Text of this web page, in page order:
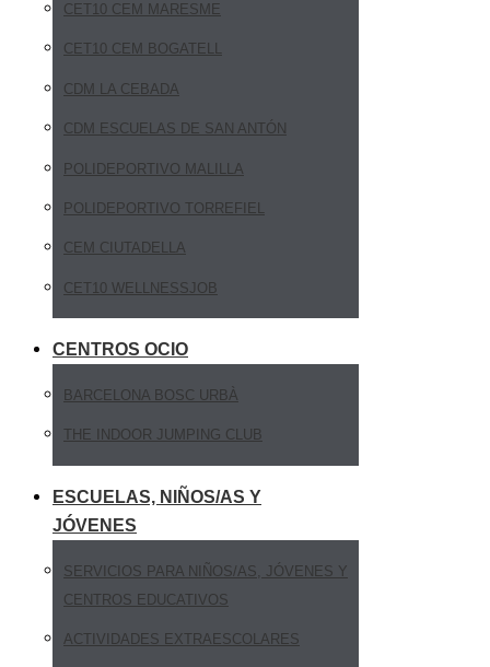
CET10 CEM MARESME
CET10 CEM BOGATELL
CDM LA CEBADA
CDM ESCUELAS DE SAN ANTÓN
POLIDEPORTIVO MALILLA
POLIDEPORTIVO TORREFIEL
CEM CIUTADELLA
CET10 WELLNESSJOB
CENTROS OCIO
BARCELONA BOSC URBÀ
THE INDOOR JUMPING CLUB
ESCUELAS, NIÑOS/AS Y
JÓVENES
SERVICIOS PARA NIÑOS/AS, JÓVENES Y
CENTROS EDUCATIVOS
ACTIVIDADES EXTRAESCOLARES